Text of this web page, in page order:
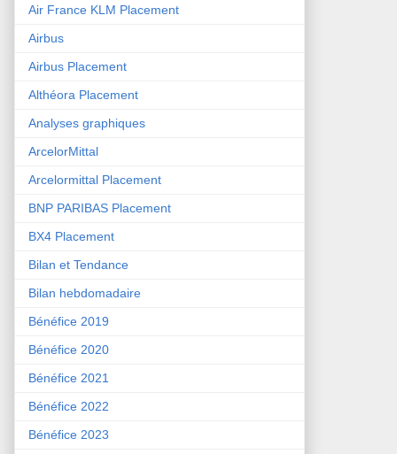
Air France KLM Placement
Airbus
Airbus Placement
Althéora Placement
Analyses graphiques
ArcelorMittal
Arcelormittal Placement
BNP PARIBAS Placement
BX4 Placement
Bilan et Tendance
Bilan hebdomadaire
Bénéfice 2019
Bénéfice 2020
Bénéfice 2021
Bénéfice 2022
Bénéfice 2023